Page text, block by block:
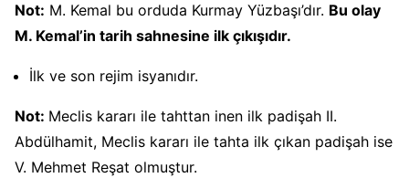
Not: M. Kemal bu orduda Kurmay Yüzbaşı’dır. Bu olay
M. Kemal’in tarih sahnesine ilk çıkışıdır.
İlk ve son rejim isyanıdır.
Not: Meclis kararı ile tahttan inen ilk padişah II.
Abdülhamit, Meclis kararı ile tahta ilk çıkan padişah ise
V. Mehmet Reşat olmuştur.